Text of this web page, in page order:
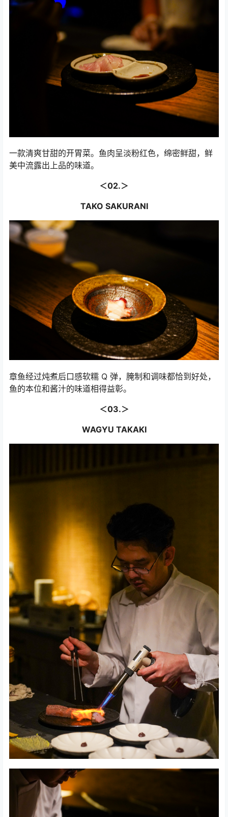
一款清爽甘甜的开胃菜。鱼肉呈淡粉红色，绵密鲜甜，鲜
美中流露出上品的味道。
＜02.＞
TAKO SAKURANI
章鱼经过炖煮后口感软糯 Q 弹，腌制和调味都恰到好处，
鱼的本位和酱汁的味道相得益彰。
＜03.＞
WAGYU TAKAKI